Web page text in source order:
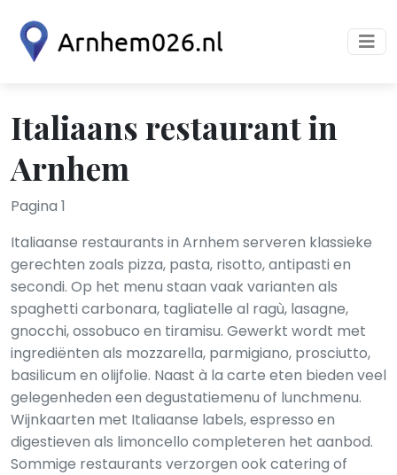
Italiaans restaurant in
Arnhem
Pagina 1
Italiaanse restaurants in Arnhem serveren klassieke
gerechten zoals pizza, pasta, risotto, antipasti en
secondi. Op het menu staan vaak varianten als
spaghetti carbonara, tagliatelle al ragù, lasagne,
gnocchi, ossobuco en tiramisu. Gewerkt wordt met
ingrediënten als mozzarella, parmigiano, prosciutto,
basilicum en olijfolie. Naast à la carte eten bieden veel
gelegenheden een degustatiemenu of lunchmenu.
Wijnkaarten met Italiaanse labels, espresso en
digestieven als limoncello completeren het aanbod.
Sommige restaurants verzorgen ook catering of